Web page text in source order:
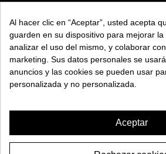
ACERCA DE BENGALA
AYUDA
Al hacer clic en “Aceptar”, usted acepta
guarden en su dispositivo para mejorar la
analizar el uso del mismo, y colaborar
marketing. Sus datos personales se
anuncios y las cookies se pueden usar
personalizada y no personalizada.
Aceptar